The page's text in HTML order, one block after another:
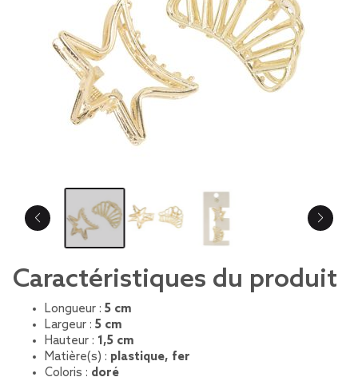
Caractéristiques du produit
Longueur : 5 cm
Largeur : 5 cm
Hauteur : 1,5 cm
Matière(s) : plastique, fer
Coloris : doré